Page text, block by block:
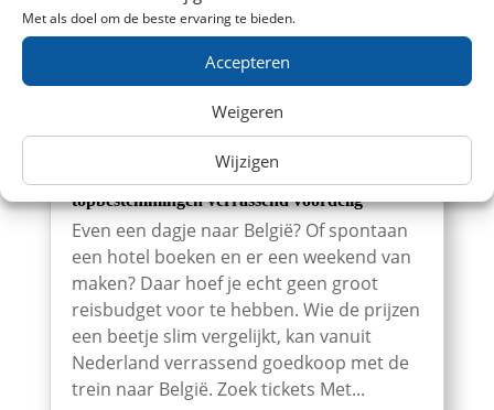
Met als doel om de beste ervaring te bieden.
Accepteren
Weigeren
Wijzigen
topbestemmingen verrassend voordelig
Even een dagje naar België? Of spontaan
een hotel boeken en er een weekend van
maken? Daar hoef je echt geen groot
reisbudget voor te hebben. Wie de prijzen
een beetje slim vergelijkt, kan vanuit
Nederland verrassend goedkoop met de
trein naar België. Zoek tickets Met...